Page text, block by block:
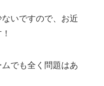
いですので、お近
でも全く問題はあ